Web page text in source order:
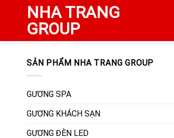
content
NHA TRANG
GROUP
SẢN PHẨM NHA TRANG GROUP
GƯƠNG SPA
GƯƠNG KHÁCH SẠN
GƯƠNG ĐÈN LED